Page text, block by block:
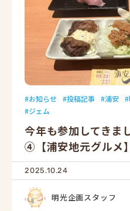
お知らせ 投稿記事 浦安
ジェム
今年も参加してきま
④【浦安地元グルメ】
2025.10.24
明光企画スタッフ